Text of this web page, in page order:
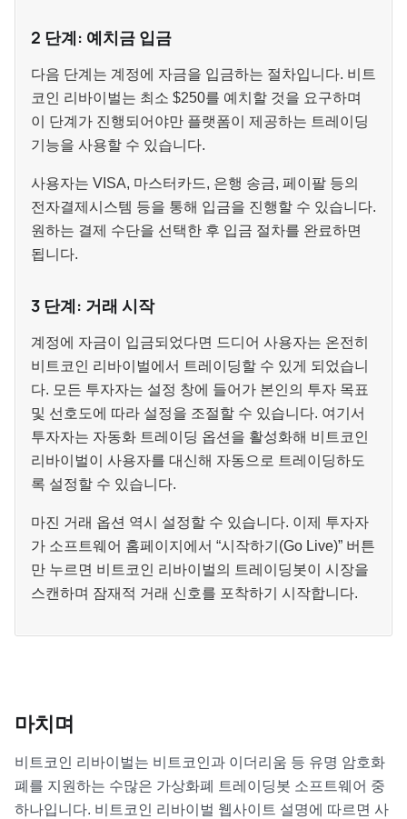
2 단계: 예치금 입금
다음 단계는 계정에 자금을 입금하는 절차입니다. 비트
코인 리바이벌는 최소 $250를 예치할 것을 요구하며
이 단계가 진행되어야만 플랫폼이 제공하는 트레이딩
기능을 사용할 수 있습니다.
사용자는 VISA, 마스터카드, 은행 송금, 페이팔 등의
전자결제시스템 등을 통해 입금을 진행할 수 있습니다.
원하는 결제 수단을 선택한 후 입금 절차를 완료하면
됩니다.
3 단계: 거래 시작
계정에 자금이 입금되었다면 드디어 사용자는 온전히
비트코인 리바이벌에서 트레이딩할 수 있게 되었습니
다. 모든 투자자는 설정 창에 들어가 본인의 투자 목표
및 선호도에 따라 설정을 조절할 수 있습니다. 여기서
투자자는 자동화 트레이딩 옵션을 활성화해 비트코인
리바이벌이 사용자를 대신해 자동으로 트레이딩하도
록 설정할 수 있습니다.
마진 거래 옵션 역시 설정할 수 있습니다. 이제 투자자
가 소프트웨어 홈페이지에서 “시작하기(Go Live)” 버튼
만 누르면 비트코인 리바이벌의 트레이딩봇이 시장을
스캔하며 잠재적 거래 신호를 포착하기 시작합니다.
마치며
비트코인 리바이벌는 비트코인과 이더리움 등 유명 암호화
폐를 지원하는 수많은 가상화폐 트레이딩봇 소프트웨어 중
하나입니다. 비트코인 리바이벌 웹사이트 설명에 따르면 사